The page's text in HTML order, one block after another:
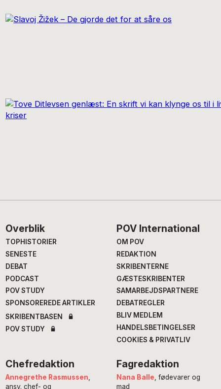
Footer
Overblik
TOPHISTORIER
SENESTE
DEBAT
PODCAST
POV STUDY
SPONSOREREDE ARTIKLER
SKRIBENTBASEN
POV STUDY
POV International
OM POV
REDAKTION
SKRIBENTERNE
GÆSTESKRIBENTER
SAMARBEJDSPARTNERE
DEBATREGLER
BLIV MEDLEM
HANDELSBETINGELSER
COOKIES & PRIVATLIV
Chefredaktion
Annegrethe Rasmussen
ansv. chef- og
Fagredaktion
Nana Balle , fødevarer og
mad